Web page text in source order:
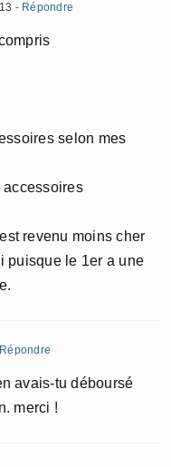
- Répondre
selon mes
accessoires
revenu moins cher
puisque le 1er a une
avais-tu déboursé
merci !